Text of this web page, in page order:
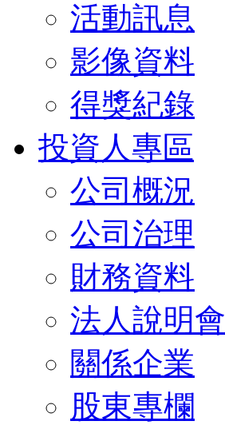
活動訊息
影像資料
得獎紀錄
投資人專區
公司概況
公司治理
財務資料
法人說明會
關係企業
股東專欄